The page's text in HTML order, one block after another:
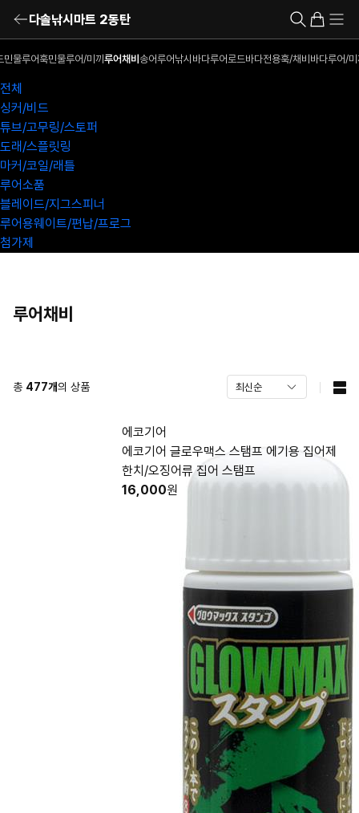
다솔낚시마트 2동탄
민물루어훅민물루어/미끼 루어채비 송어루어낚시 바다루어로드바다전용훅/채비 바다루어/
전체
싱커/비드
튜브/고무링/스토퍼
도래/스플릿링
마커/코일/래틀
루어소품
블레이드/지그스피너
루어용웨이트/편납/프로그
첨가제
루어채비
총 477개의 상품
에코기어
에코기어 글로우맥스 스탬프 에기용 집어제
한치/오징어류 집어 스탬프
16,000원